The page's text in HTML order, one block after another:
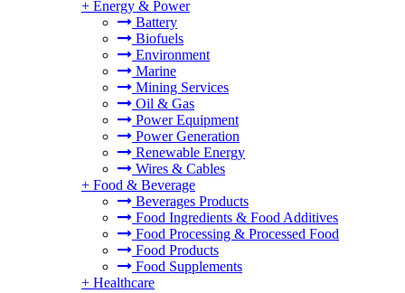
+ Energy & Power
Battery
Biofuels
Environment
Marine
Mining Services
Oil & Gas
Power Equipment
Power Generation
Renewable Energy
Wires & Cables
+ Food & Beverage
Beverages Products
Food Ingredients & Food Additives
Food Processing & Processed Food
Food Products
Food Supplements
+ Healthcare